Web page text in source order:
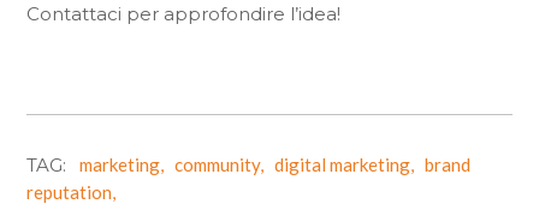
Contattaci per approfondire l’idea!
TAG: marketing, community, digital marketing,
brand
reputation,